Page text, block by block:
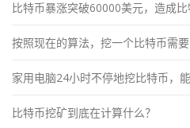
比特币暴涨突破60000美元，造成
按照现在的算法，挖一个比特币需要
家用电脑24小时不停地挖比特币，
比特币挖矿到底在计算什么？